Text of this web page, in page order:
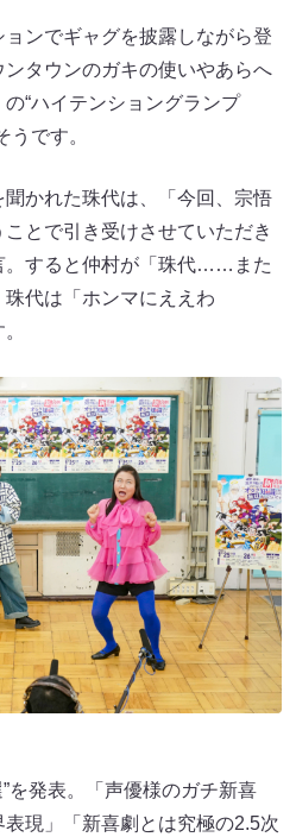
ンでギャグを披露しながら登
タウンのガキの使いやあらへ
“ハイテンショングランプ
うです。
かれた珠代は、「今回、宗悟
とで引き受けさせていただき
。すると仲村が「珠代……また
代は「ホンマにええわ
を発表。「声優様のガチ新喜
現」「新喜劇とは究極の2.5次